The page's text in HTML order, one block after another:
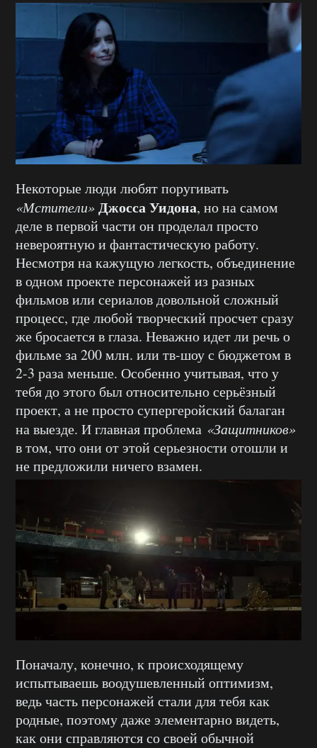
Некоторые люди любят поругивать
«Мстители»Джосса Уидона, но на самом
деле в первой части он проделал просто
невероятную и фантастическую работу.
Несмотря на кажущую легкость, объединение
в одном проекте персонажей из разных
фильмов или сериалов довольной сложный
процесс, где любой творческий просчет сразу
же бросается в глаза. Неважно идет ли речь о
фильме за 200 млн. или тв-шоу с бюджетом в
2-3 раза меньше. Особенно учитывая, что у
тебя до этого был относительно серьёзный
проект, а не просто супергеройский балаган
на выезде. И главная проблема «Защитников»
в том, что они от этой серьезности отошли и
не предложили ничего взамен.
Поначалу, конечно, к происходящему
испытываешь воодушевленный оптимизм,
ведь часть персонажей стали для тебя как
родные, поэтому даже элементарно видеть,
как они справляются со своей обычной